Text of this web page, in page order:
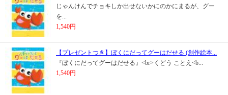
じゃんけんでチョキしか出せないかにのかにまるが、グー
を...
1,540円
【プレゼントつき】ぼくにだってグーはだせる (創作絵本...
『ぼくにだってグーはだせる』<br>くどう ことえ<b...
1,540円